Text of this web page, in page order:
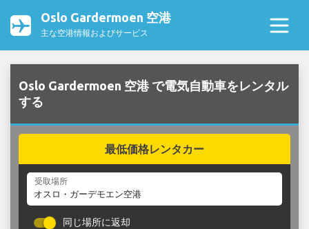
Oslo Gardermoen 空港
主な空港情報およびサービス
Oslo Gardermoen 空港 で電気自動車をレンタル
する
最低価格レンタカー
受取場所
同じ場所に返却